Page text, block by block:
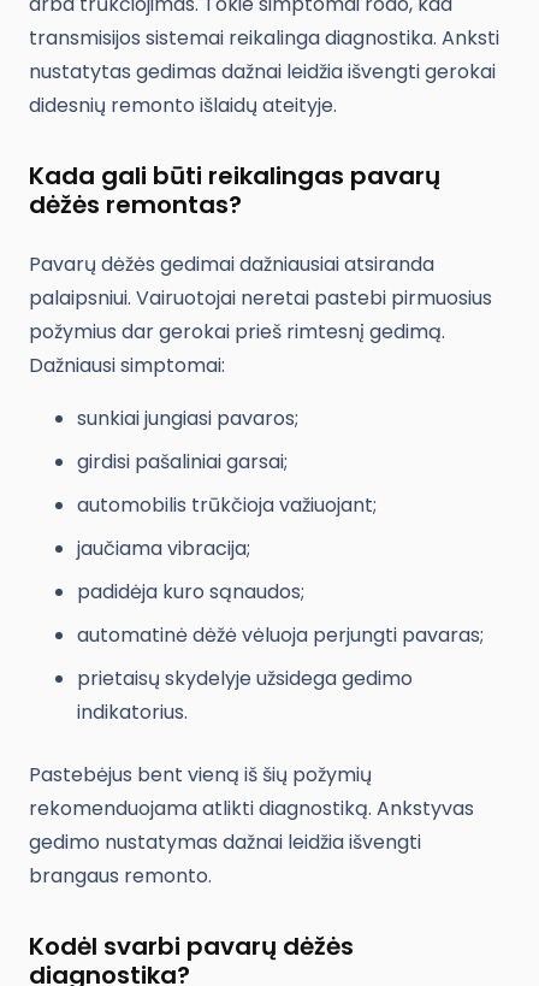
transmisijos sistemai reikalinga diagnostika. Anksti
nustatytas gedimas dažnai leidžia išvengti gerokai
didesnių remonto išlaidų ateityje.
Kada gali būti reikalingas pavarų
dėžės remontas?
Pavarų dėžės gedimai dažniausiai atsiranda
palaipsniui. Vairuotojai neretai pastebi pirmuosius
požymius dar gerokai prieš rimtesnį gedimą.
Dažniausi simptomai:
sunkiai jungiasi pavaros;
girdisi pašaliniai garsai;
automobilis trūkčioja važiuojant;
jaučiama vibracija;
padidėja kuro sąnaudos;
automatinė dėžė vėluoja perjungti pavaras;
prietaisų skydelyje užsidega gedimo
indikatorius.
Pastebėjus bent vieną iš šių požymių
rekomenduojama atlikti diagnostiką. Ankstyvas
gedimo nustatymas dažnai leidžia išvengti
brangaus remonto.
Kodėl svarbi pavarų dėžės
diagnostika?